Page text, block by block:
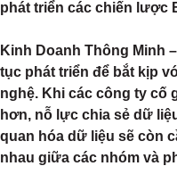
phát triển các chiến lược
Kinh Doanh Thông Minh
tục phát triển để bắt kịp
nghệ. Khi các công ty cố
hơn, nỗ lực chia sẻ dữ
quan hóa dữ liệu sẽ còn
nhau giữa các nhóm và